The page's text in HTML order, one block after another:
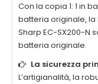
Con la copia 1: 1 in
batteria originale, la
Sharp EC-SX200-N
batteria originale.
La sicurezza
L’artigianalità, la